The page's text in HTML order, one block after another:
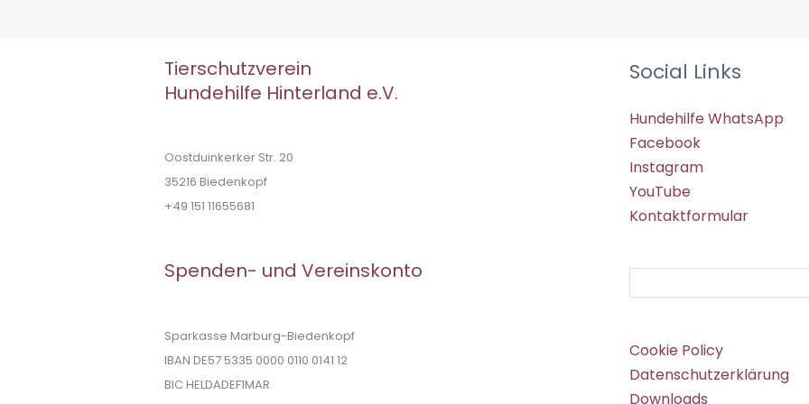
Tierschutzverein
Hundehilfe Hinterland e.V.
Oostduinkerker Str. 20
35216 Biedenkopf
+49 151 11655681
Spenden- und Vereinskonto
Sparkasse Marburg-Biedenkopf
IBAN DE57 5335 0000 0110 0141 12
BIC HELDADEF1MAR
Social Links
Hundehilfe WhatsApp
Facebook
Instagram
YouTube
Kontaktformular
Cookie Policy
Datenschutzerklärung
Downloads